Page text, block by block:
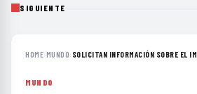
SIGUIENTE
HOME›MUNDO› SOLICITAN INFORMACIÓN SOBRE EL
MUNDO